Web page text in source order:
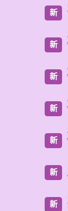
新
新
新
新
新
新
新